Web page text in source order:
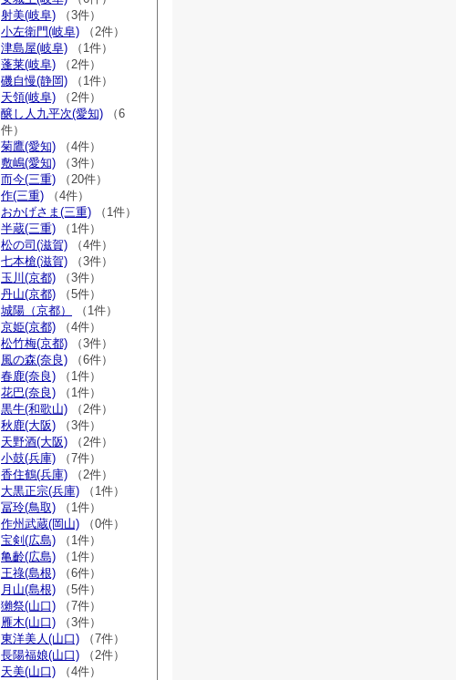
射美(岐阜) （3件）
小左衛門(岐阜) （2件）
津島屋(岐阜) （1件）
蓬莱(岐阜) （2件）
磯自慢(静岡) （1件）
天領(岐阜) （2件）
醸し人九平次(愛知) （6
件）
菊鷹(愛知) （4件）
敷嶋(愛知) （3件）
而今(三重) （20件）
作(三重) （4件）
おかげさま(三重) （1件）
半蔵(三重) （1件）
松の司(滋賀) （4件）
七本槍(滋賀) （3件）
玉川(京都) （3件）
丹山(京都) （5件）
城陽（京都）
（1件）
京姫(京都) （4件）
松竹梅(京都) （3件）
風の森(奈良) （6件）
春鹿(奈良) （1件）
花巴(奈良) （1件）
黒牛(和歌山) （2件）
秋鹿(大阪) （3件）
天野酒(大阪) （2件）
小鼓(兵庫) （7件）
香住鶴(兵庫) （2件）
大黒正宗(兵庫) （1件）
冨玲(鳥取) （1件）
作州武蔵(岡山) （0件）
宝剣(広島) （1件）
亀齡(広島) （1件）
王祿(島根) （6件）
月山(島根) （5件）
獺祭(山口) （7件）
雁木(山口) （3件）
東洋美人(山口) （7件）
長陽福娘(山口) （2件）
天美(山口) （4件）